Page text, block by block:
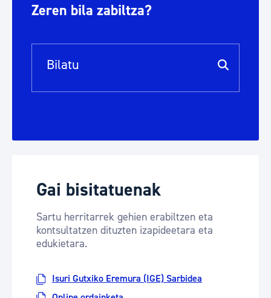
Zeren bila zabiltza?
Bilaketa barra
Gai bisitatuenak
Sartu herritarrek gehien erabiltzen eta
kontsultatzen dituzten izapideetara eta
edukietara.
Isuri Gutxiko Eremura (IGE) Sarbidea